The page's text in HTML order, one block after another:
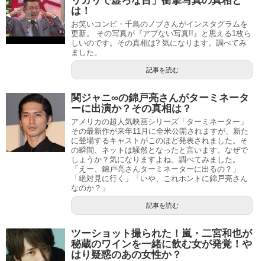
は！
お笑いコンビ・千鳥のノブさんがインスタグラムを
更新。 その写真が『アブない写真!!』と思える1枚ら
しいのです。その真相は? 気になります。調べてみ
ました。
記事を読む
関ジャニ∞の錦戸亮さんがターミネータ
ーに出演か？その真相は？
アメリカの超人気映画シリーズ「ターミネーター」
その最新作が来年11月に全米公開されますが、新た
に登場するキャストがこのほど発表されました。そ
の瞬間、ネットは騒然となったと言います。なぜで
しょうか？気になりますよね。調べてみました。
「えー、錦戸亮さんターミネーターに出るの？」
「絶対見に行く」「いや、これホントに錦戸亮さん
なのか？」
記事を読む
ツーショット撮られた！嵐・二宮和也が
秘蔵のワインを一緒に飲む女が発覚！や
はり疑惑のあの女性か？